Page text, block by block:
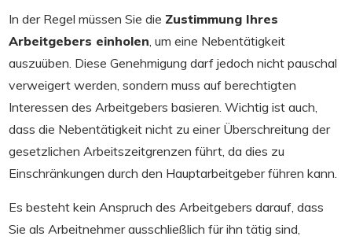
In der Regel müssen Sie die Zustimmung Ihres
Arbeitgebers einholen, um eine Nebentätigkeit
auszuüben. Diese Genehmigung darf jedoch nicht pauschal
verweigert werden, sondern muss auf berechtigten
Interessen des Arbeitgebers basieren. Wichtig ist auch,
dass die Nebentätigkeit nicht zu einer Überschreitung der
gesetzlichen Arbeitszeitgrenzen führt, da dies zu
Einschränkungen durch den Hauptarbeitgeber führen kann.
Es besteht kein Anspruch des Arbeitgebers darauf, dass
Sie als Arbeitnehmer ausschließlich für ihn tätig sind,